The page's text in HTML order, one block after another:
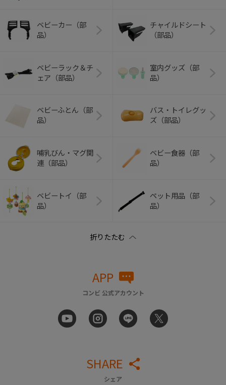
ベビーカー（部
品）
チャイルドシート
（部品）
ベビーラック＆チ
ェア（部品）
室内グッズ（部
品）
ベビーふとん（部
品）
バス・トイレグッ
ズ（部品）
哺乳びん・マグ関
連（部品）
ベビー食器（部
品）
ベビートイ（部
品）
ペット用品（部
品）
APP
コンビ 公式アカウント
SHARE
シェア